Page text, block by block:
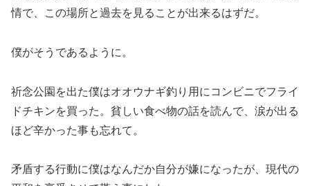
情で、この場所と過去を見ることが出来るはずだ。
僕がそうであるように。
祈念公園を出た僕はオオウナギ釣り用にコンビニでフライ
ドチキンを買った。貧しい食べ物の話を読んで、涙が出る
ほど辛かった事も忘れて。
矛盾する行動に僕はなんだか自分が嫌になったが、現代の